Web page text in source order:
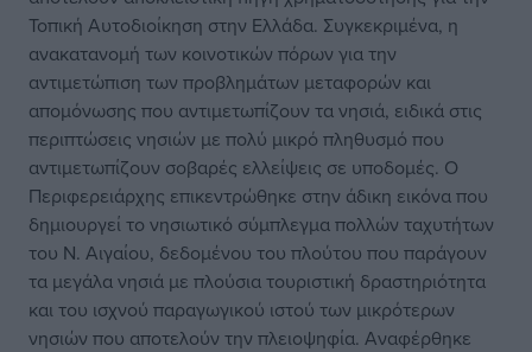
Τοπική Αυτοδιοίκηση στην Ελλάδα. Συγκεκριμένα, η
ανακατανομή των κοινοτικών πόρων για την
αντιμετώπιση των προβλημάτων μεταφορών και
απομόνωσης που αντιμετωπίζουν τα νησιά, ειδικά στις
περιπτώσεις νησιών με πολύ μικρό πληθυσμό που
αντιμετωπίζουν σοβαρές ελλείψεις σε υποδομές. Ο
Περιφερειάρχης επικεντρώθηκε στην άδικη εικόνα που
δημιουργεί το νησιωτικό σύμπλεγμα πολλών ταχυτήτων
του Ν. Αιγαίου, δεδομένου του πλούτου που παράγουν
τα μεγάλα νησιά με πλούσια τουριστική δραστηριότητα
και του ισχνού παραγωγικού ιστού των μικρότερων
νησιών που αποτελούν την πλειοψηφία. Αναφέρθηκε